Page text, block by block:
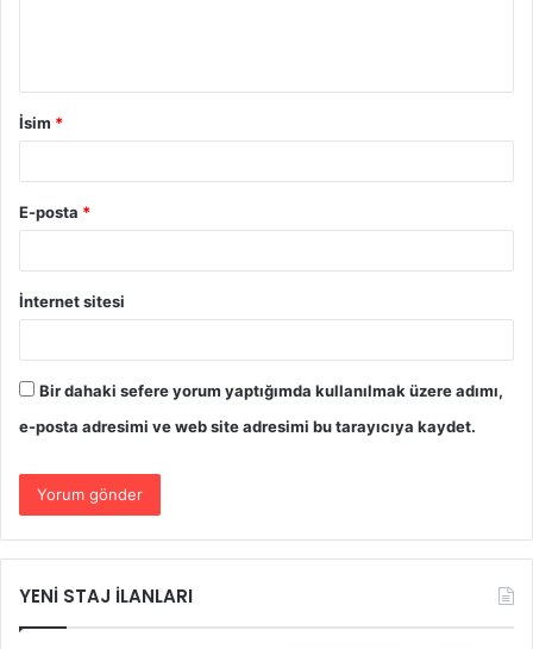
İsim *
E-posta *
İnternet sitesi
Bir dahaki sefere yorum yaptığımda kullanılmak üzere adımı,
e-posta adresimi ve web site adresimi bu tarayıcıya kaydet.
YENİ STAJ İLANLARI